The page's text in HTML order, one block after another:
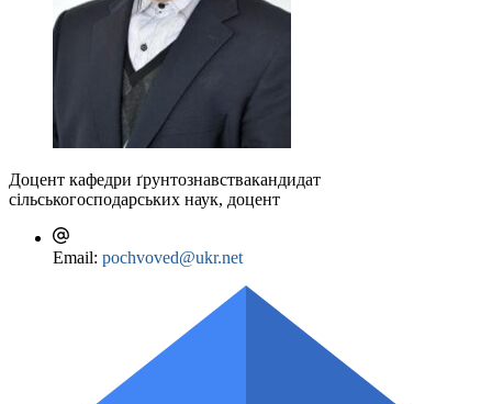
Доцент кафедри ґрунтознавствакандидат
сільськогосподарських наук, доцент
Email: pochvoved@ukr.net